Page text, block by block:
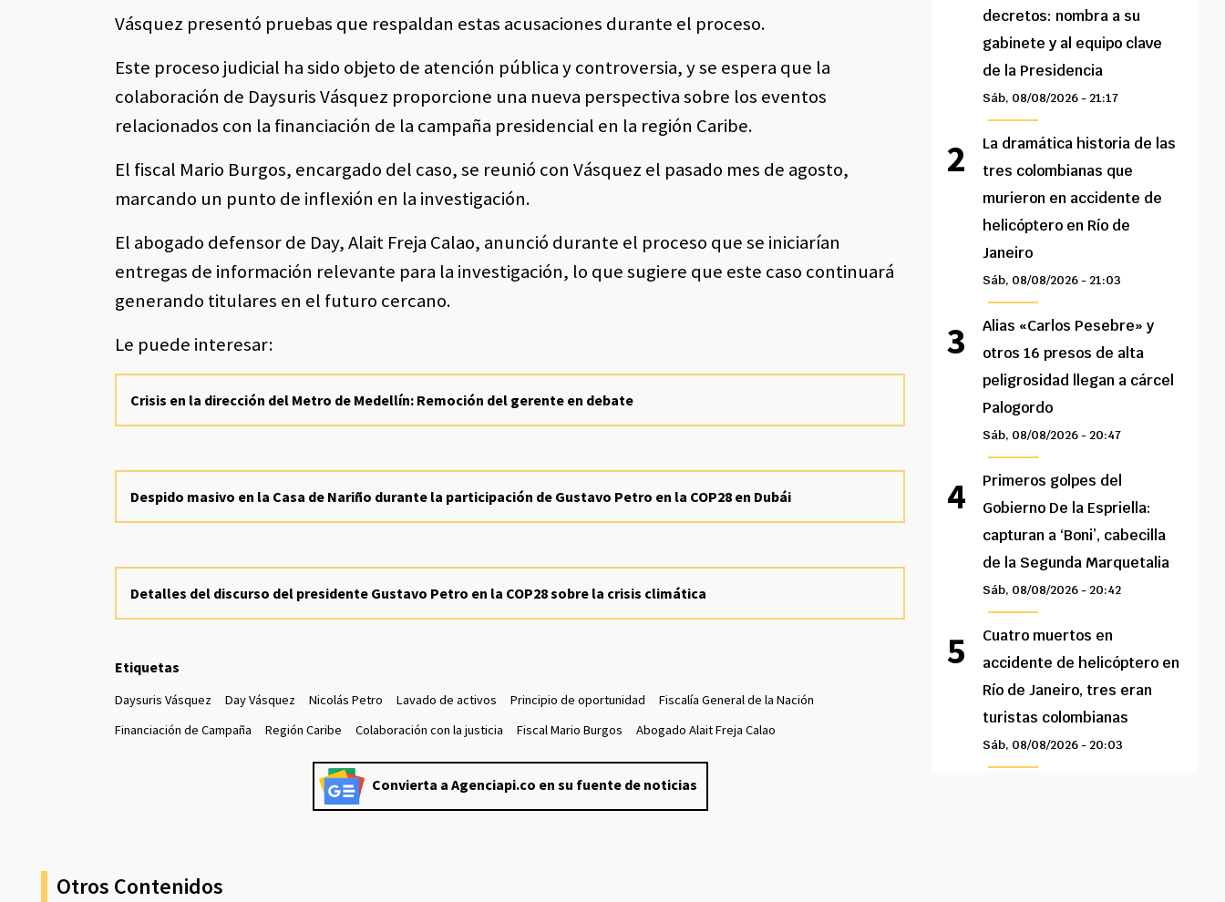
Vásquez presentó pruebas que respaldan estas acusaciones durante el proceso.
Este proceso judicial ha sido objeto de atención pública y controversia, y se espera que la
colaboración de Daysuris Vásquez proporcione una nueva perspectiva sobre los eventos
relacionados con la financiación de la campaña presidencial en la región Caribe.
El fiscal Mario Burgos, encargado del caso, se reunió con Vásquez el pasado mes de agosto,
marcando un punto de inflexión en la investigación.
El abogado defensor de Day, Alait Freja Calao, anunció durante el proceso que se iniciarían
entregas de información relevante para la investigación, lo que sugiere que este caso continuará
generando titulares en el futuro cercano.
Le puede interesar:
Crisis en la dirección del Metro de Medellín: Remoción del gerente en debate
Despido masivo en la Casa de Nariño durante la participación de Gustavo Petro en la COP28 en Dubái
Detalles del discurso del presidente Gustavo Petro en la COP28 sobre la crisis climática
Etiquetas
Daysuris Vásquez Day Vásquez Nicolás Petro Lavado de activos Principio de oportunidad
Fiscalía General de la Nación
Financiación de Campaña
Región Caribe Colaboración con la justicia Fiscal Mario Burgos Abogado Alait Freja Calao
Convierta a Agenciapi.co en su fuente de noticias
decretos: nombra a su
gabinete y al equipo clave
de la Presidencia
Sáb, 08/08/2026 - 21:17
La dramática historia de las
tres colombianas que
murieron en accidente de
helicóptero en Río de
Janeiro
Sáb, 08/08/2026 - 21:03
Alias «Carlos Pesebre» y
otros 16 presos de alta
peligrosidad llegan a cárcel
Palogordo
Sáb, 08/08/2026 - 20:47
Primeros golpes del
Gobierno De la Espriella:
capturan a ‘Boni’, cabecilla
de la Segunda Marquetalia
Sáb, 08/08/2026 - 20:42
Cuatro muertos en
accidente de helicóptero en
Río de Janeiro, tres eran
turistas colombianas
Sáb, 08/08/2026 - 20:03
Otros Contenidos